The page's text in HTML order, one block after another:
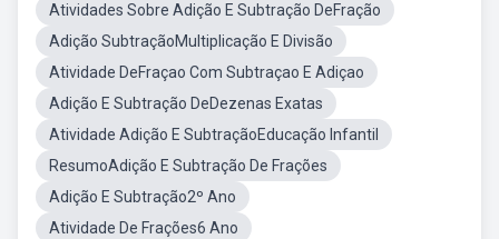
Atividades Sobre Adição E Subtração DeFração
Adição SubtraçãoMultiplicação E Divisão
Atividade DeFraçao Com Subtraçao E Adiçao
Adição E Subtração DeDezenas Exatas
Atividade Adição E SubtraçãoEducação Infantil
ResumoAdição E Subtração De Frações
Adição E Subtração2º Ano
Atividade De Frações6 Ano